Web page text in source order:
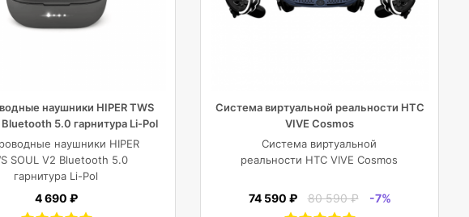
наушники HIPER TWS
Bluetooth 5.0 гарнитура Li-Pol
черный
наушники HIPER
SOUL V2 Bluetooth 5.0
гарнитура Li-Pol
Черный
4 690 ₽
Система виртуальной реальности HTC
VIVE Cosmos
Система виртуальной
реальности HTC VIVE Cosmos
74 590 ₽ 80 590 ₽ -7%